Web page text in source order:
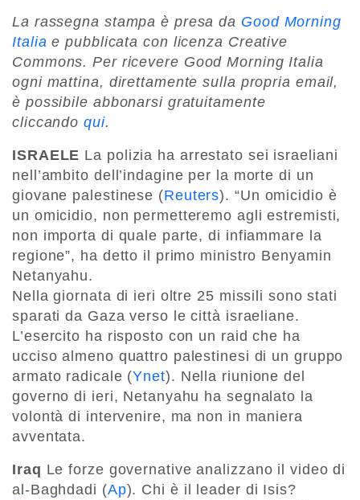
La rassegna stampa è presa da Good Morning
Italiae pubblicata con licenza Creative
Commons. Per ricevere Good Morning Italia
ogni mattina, direttamente sulla propria email,
è possibile abbonarsi gratuitamente
cliccandoqui.
ISRAELE La polizia ha arrestato sei israeliani
nell’ambito dell’indagine per la morte di un
giovane palestinese (Reuters). “Un omicidio è
un omicidio, non permetteremo agli estremisti,
non importa di quale parte, di infiammare la
regione”, ha detto il primo ministro Benyamin
Netanyahu.
Nella giornata di ieri oltre 25 missili sono stati
sparati da Gaza verso le città israeliane.
L’esercito ha risposto con un raid che ha
ucciso almeno quattro palestinesi di un gruppo
armato radicale (Ynet). Nella riunione del
governo di ieri, Netanyahu ha segnalato la
volontà di intervenire, ma non in maniera
avventata.
Iraq Le forze governative analizzano il video di
al-Baghdadi (Ap). Chi è il leader di Isis?